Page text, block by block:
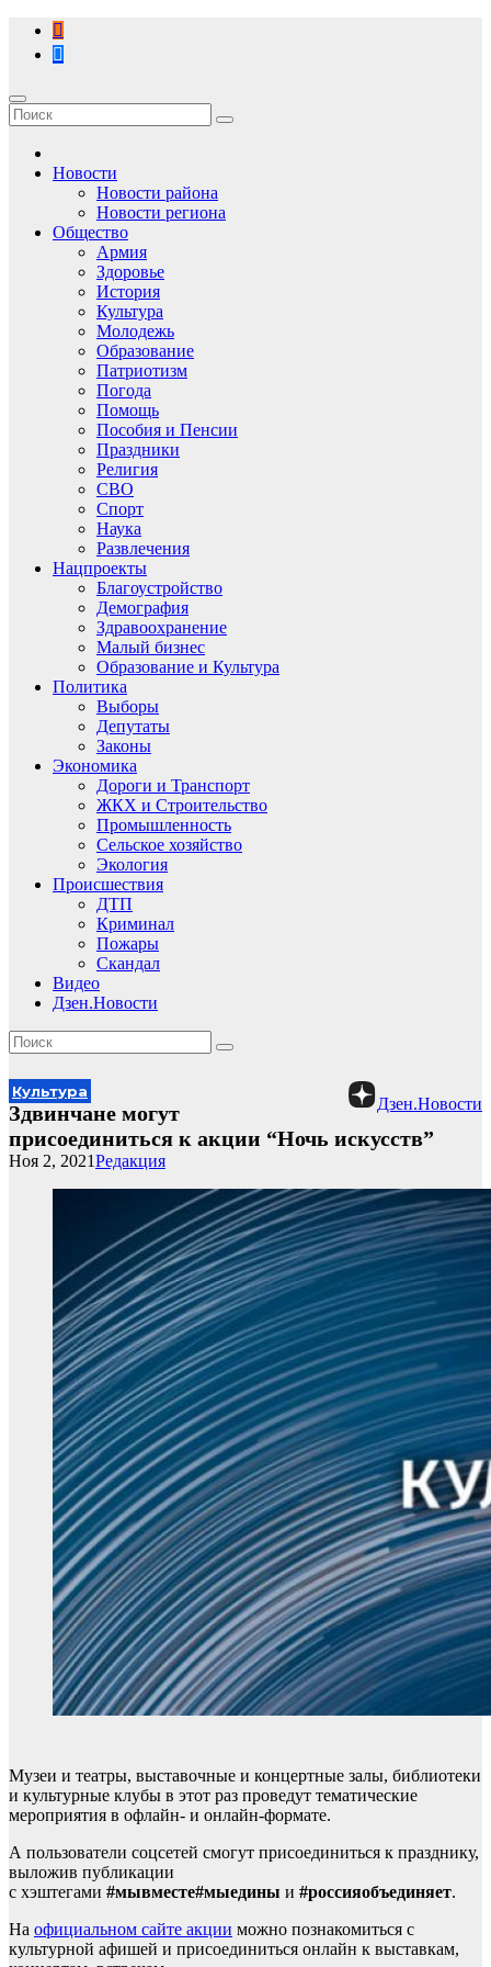
Перейти
содержимому
Новости
Новости района
Новости региона
Общество
Армия
Здоровье
История
Культура
Молодежь
Образование
Патриотизм
Погода
Помощь
Пособия и Пенсии
Праздники
Религия
СВО
Спорт
Наука
Развлечения
Нацпроекты
Благоустройство
Демография
Здравоохранение
Малый бизнес
Образование и Культура
Политика
Выборы
Депутаты
Законы
Экономика
Дороги и Транспорт
ЖКХ и Строительство
Промышленность
Сельское хозяйство
Экология
Происшествия
ДТП
Криминал
Пожары
Скандал
Видео
Дзен.Новости
Дзен.Новости
Культура
Здвинчане могут
присоединиться к акции “Ночь искусств”
Редакция
Ноя 2, 2021
Музеи и театры, выставочные и концертные залы, библиотеки
и культурные клубы в этот раз проведут тематические
мероприятия в офлайн- и онлайн-формате.
А пользователи соцсетей смогут присоединиться к празднику,
выложив публикации
с хэштегами #мывместе#мыедины и #россияобъединяет.
На официальном сайте акции можно познакомиться с
культурной афишей и присоединиться онлайн к выставкам,